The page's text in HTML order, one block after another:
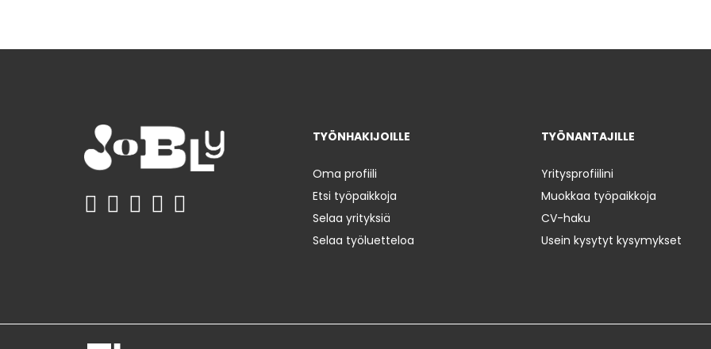
TYÖNHAKIJOILLE
Oma profiili
Etsi työpaikkoja
Selaa yrityksiä
Selaa työluetteloa
TYÖNANTAJILLE
Yritysprofiilini
Muokkaa työpaikkoja
CV-haku
Usein kysytyt kysymykset